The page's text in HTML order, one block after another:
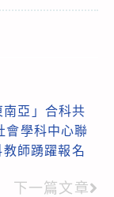
亞」合科共
會學科中心聯
師踴躍報名
下一篇文章